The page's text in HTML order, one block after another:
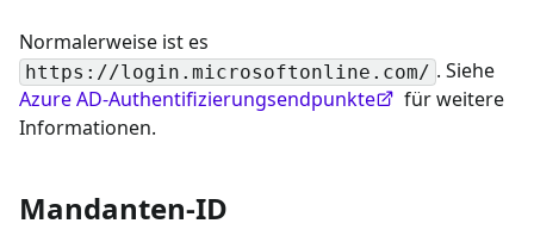
Normalerweise ist es
https://login.microsoftonline.com/ . Siehe
Azure AD-Authentifizierungsendpunkte
für weitere
Informationen.
Mandanten-ID